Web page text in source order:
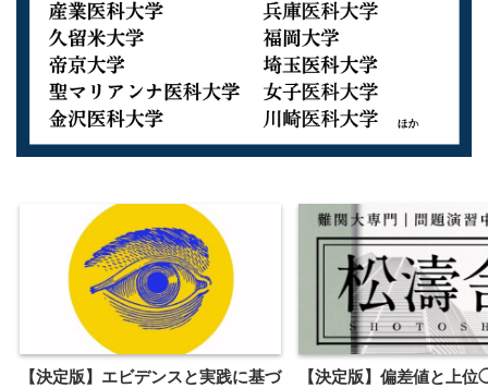
【決定版】エビデンスと実践に基づ
【決定版】偏差値と上